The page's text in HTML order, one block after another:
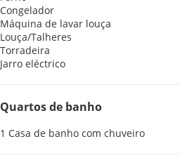
Congelador
Máquina de lavar louça
Louça/Talheres
Torradeira
Jarro eléctrico
Quartos de banho
1 Casa de banho com chuveiro